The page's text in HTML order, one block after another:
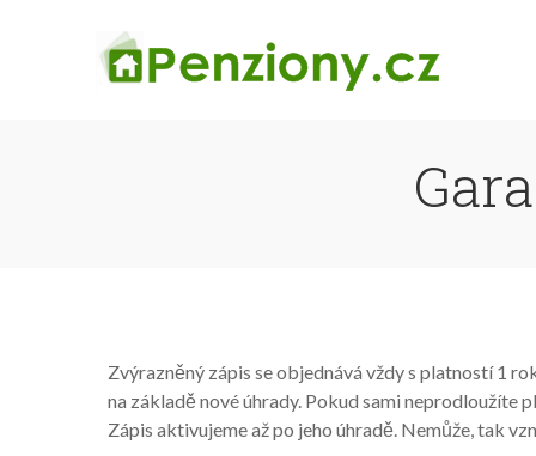
Zvýrazněný zápis se objednává vždy s platností 1
na základě nové úhrady. Pokud sami neprodloužíte
Zápis aktivujeme až po jeho úhradě. Nemůže, tak